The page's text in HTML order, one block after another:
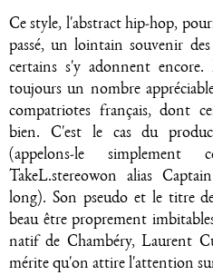
Ce style, l'abstract hip-hop,
passé, un lointain souvenir
certains s'y adonnent
toujours un nombre
compatriotes français, dont
bien. C'est le cas du
(appelons-le simplement
TakeL.stereowon alias
long). Son pseudo et le titre
beau être proprement
natif de Chambéry, Laurent
mérite qu'on attire l'attention